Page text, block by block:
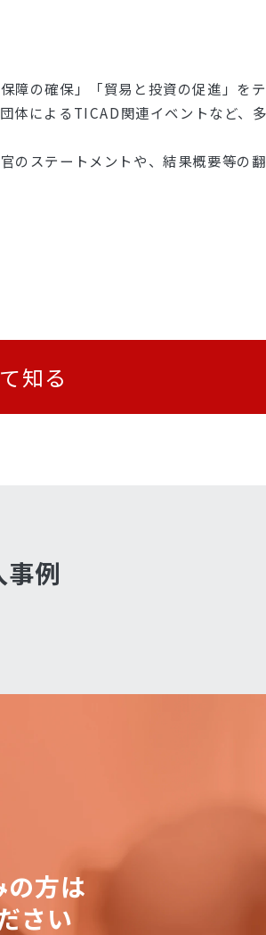
障の確保」「貿易と投資の促進」を
体によるTICAD関連イベントなど、
のステートメントや、結果概要等の
知る
事例
方は
さい